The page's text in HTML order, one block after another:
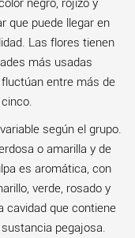
negro, rojizo y
que puede llegar en
Las flores tienen
más usadas
entre más de
según el grupo.
o amarilla y de
es aromática, con
verde, rosado y
cavidad que contiene
pegajosa.